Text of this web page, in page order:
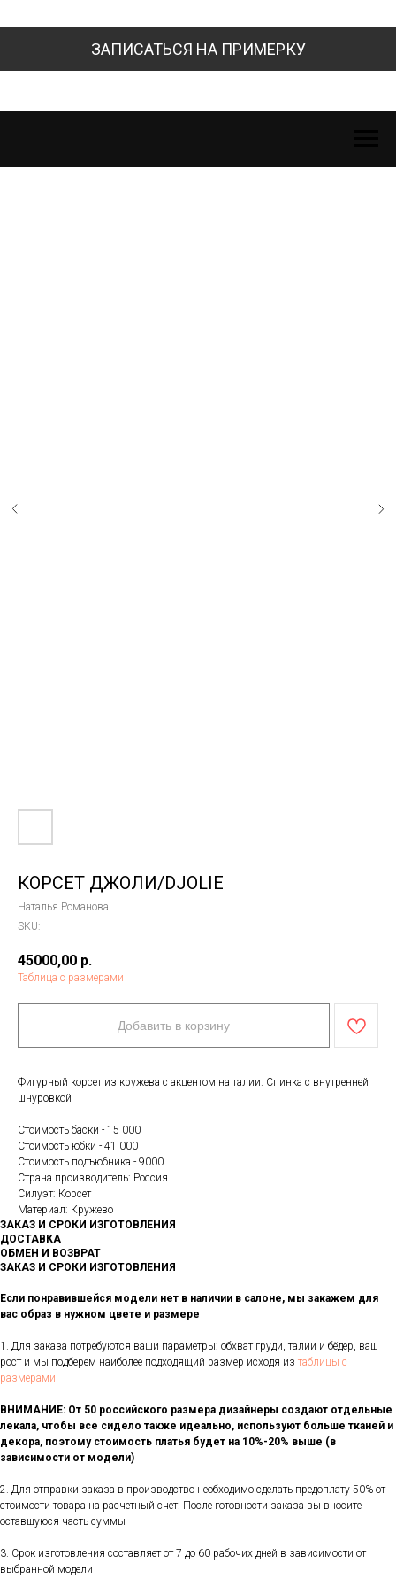
ЗАПИСАТЬСЯ НА ПРИМЕРКУ
КОРСЕТ ДЖОЛИ/DJOLIE
Наталья Романова
SKU:
45000,00 р.
Таблица с размерами
Добавить в корзину
Фигурный корсет из кружева с акцентом на талии. Спинка с внутренней
шнуровкой
Стоимость баски - 15 000
Стоимость юбки - 41 000
Стоимость подъюбника - 9000
Страна производитель: Россия
Силуэт: Корсет
Материал: Кружево
ЗАКАЗ И СРОКИ ИЗГОТОВЛЕНИЯ
ДОСТАВКА
ОБМЕН И ВОЗВРАТ
ЗАКАЗ И СРОКИ ИЗГОТОВЛЕНИЯ
Если понравившейся модели нет в наличии в салоне, мы закажем для
вас образ в нужном цвете и размере
1. Для заказа потребуются ваши параметры: обхват груди, талии и бёдер, ваш
рост и мы подберем наиболее подходящий размер исходя из таблицы с
размерами
ВНИМАНИЕ: От 50 российского размера дизайнеры создают отдельные
лекала, чтобы все сидело также идеально, используют больше тканей и
декора, поэтому стоимость платья будет на 10%-20% выше (в
зависимости от модели)
2. Для отправки заказа в производство необходимо сделать предоплату 50% от
стоимости товара на расчетный счет. После готовности заказа вы вносите
оставшуюся часть суммы
3. Срок изготовления составляет от 7 до 60 рабочих дней в зависимости от
выбранной модели